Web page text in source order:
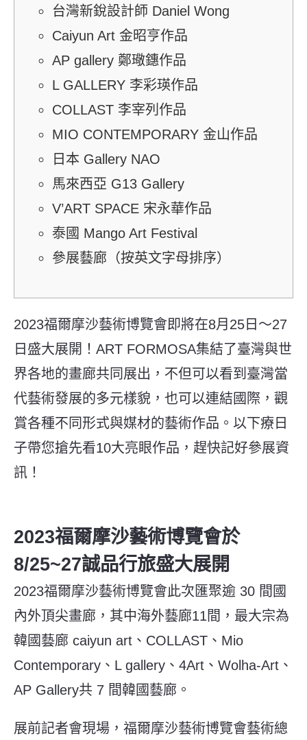
台灣新銳設計師 Daniel Wong
Caiyun Art 金昭亨作品
AP gallery 鄭璥鏸作品
L GALLERY 李彩瑛作品
COLLAST 李宰列作品
MIO CONTEMPORARY 金山作品
日本 Gallery NAO
馬來西亞 G13 Gallery
V’ART SPACE 宋永華作品
泰國 Mango Art Festival
參展藝廊（按英文字母排序）
2023福爾摩沙藝術博覽會即將在8月25日～27
日盛大展開！ART FORMOSA集結了臺灣與世
界各地的畫廊共同展出，不但可以看到臺灣當
代藝術發展的多元樣貌，也可以連結國際，觀
賞各種不同形式與媒材的藝術作品。以下療日
子帶您搶先看10大亮眼作品，趕快記好參展資
訊！
2023福爾摩沙藝術博覽會於
8/25~27誠品行旅盛大展開
2023福爾摩沙藝術博覽會此次匯聚逾 30 間國
內外頂尖畫廊，其中海外藝廊11間，最大宗為
韓國藝廊 caiyun art、COLLAST、Mio
Contemporary、L gallery、4Art、Wolha-Art、
AP Gallery共 7 間韓國藝廊。
展前記者會現場，福爾摩沙藝術博覽會藝術總